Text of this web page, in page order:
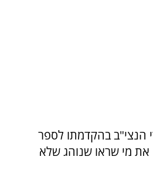
הנצי"ב בהקדמתו לספר
מי שראו שנוהג שלא